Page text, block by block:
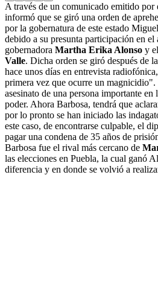
A través de un comunicado emitido por
informó que se giró una orden de
por la gobernatura de este estado
debido a su presunta participación en
gobernadora Martha Erika Alonso y
Valle. Dicha orden se giró después de
hace unos días en entrevista
primera vez que ocurre un
asesinato de una persona importante
poder. Ahora Barbosa, tendrá que
por lo pronto se han iniciado las
este caso, de encontrarse culpable, el
pagar una condena de 35 años de
Barbosa fue el rival más cercano de
las elecciones en Puebla, la cual ganó
diferencia y en donde se volvió a